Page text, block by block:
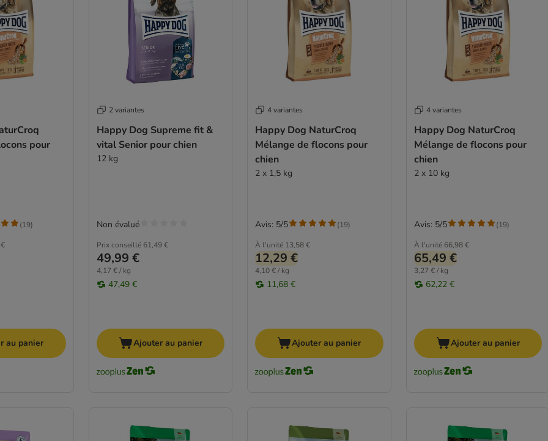
pour
(19)
au panier
2 variantes
Happy Dog Supreme fit &
vital Senior pour chien
12 kg
Prix conseillé 61,49 €
49,99 €
4,17 € / kg
47,49 €
Non évalué
Ajouter au panier
4 variantes
Happy Dog NaturCroq
Mélange de flocons pour
chien
2 x 1,5 kg
À l'unité 13,58 €
12,29 €
4,10 € / kg
11,68 €
Avis: 5/5 (19)
Ajouter au panier
4 variantes
Happy Dog NaturCroq
Mélange de flocons pour
chien
2 x 10 kg
À l'unité 66,98 €
65,49 €
3,27 € / kg
62,22 €
Avis: 5/5 (19)
Ajouter au panier